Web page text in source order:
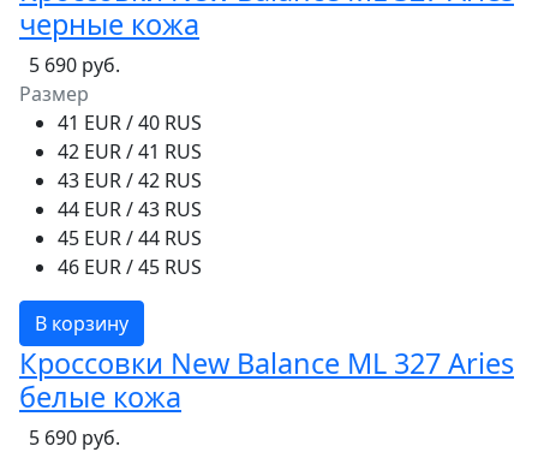
черные кожа
5 690 руб.
Размер
41 EUR / 40 RUS
42 EUR / 41 RUS
43 EUR / 42 RUS
44 EUR / 43 RUS
45 EUR / 44 RUS
46 EUR / 45 RUS
В корзину
Кроссовки New Balance ML 327 Aries
белые кожа
5 690 руб.